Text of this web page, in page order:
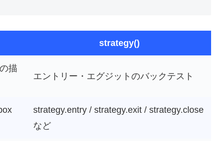
strategy()
描
エントリー・エグジットのバックテスト
strategy.entry / strategy.exit / strategy.close
など